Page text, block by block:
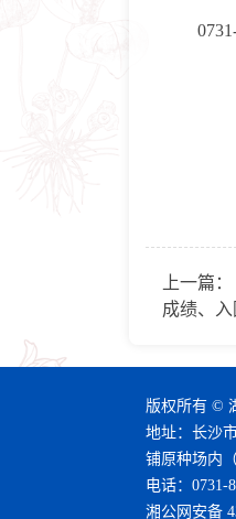
0731-
上一篇：
成绩、
版权所有 ©
地址：长沙
铺原种场内
电话：0731-
湘公网安备